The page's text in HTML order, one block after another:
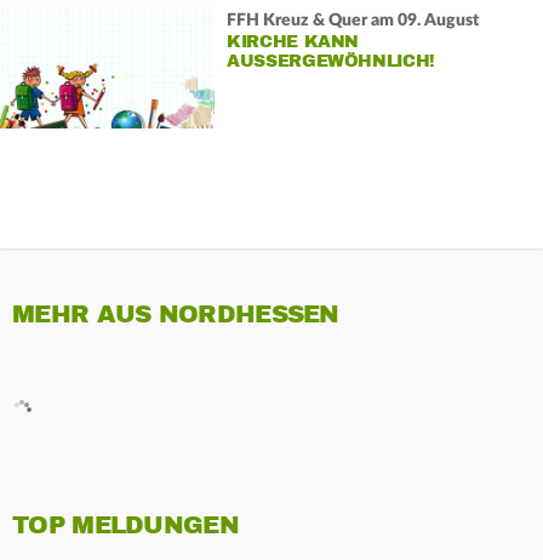
FFH Kreuz & Quer am 09. August
KIRCHE KANN
AUSSERGEWÖHNLICH!
MEHR AUS NORDHESSEN
TOP MELDUNGEN